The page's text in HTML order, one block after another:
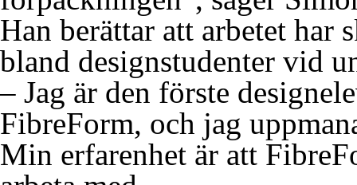
Han berättar att arbetet har
bland designstudenter vid
– Jag är den förste
FibreForm, och jag
Min erfarenhet är att